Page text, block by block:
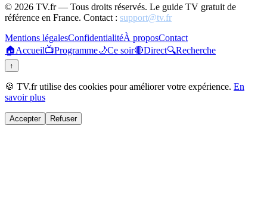
© 2026 TV.fr — Tous droits réservés. Le guide TV gratuit de
référence en France. Contact : support@tv.fr
Mentions légalesConfidentialitéÀ proposContact
🏠Accueil📺Programme🌙Ce soir🔴Direct🔍Recherche
↑
🍪 TV.fr utilise des cookies pour améliorer votre expérience. En
savoir plus
Accepter Refuser